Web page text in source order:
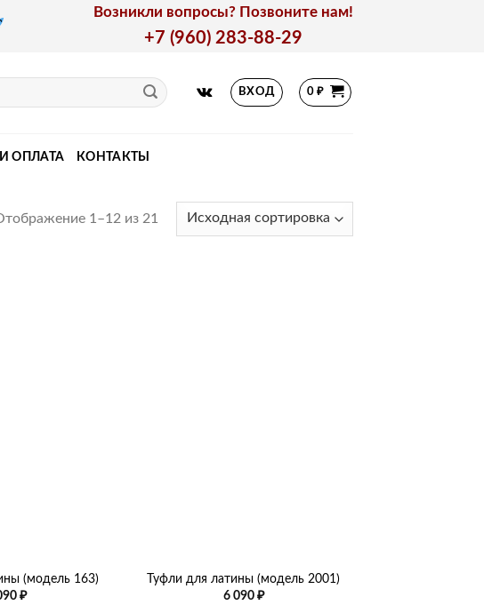
Возникли вопросы? Позвоните нам!
+7 (960) 283-88-29
ВХОД 0₽
ОПЛАТА КОНТАКТЫ
1–12 из 21
(модель 163)
₽
Туфли для латины (модель 2001)
6 090 ₽